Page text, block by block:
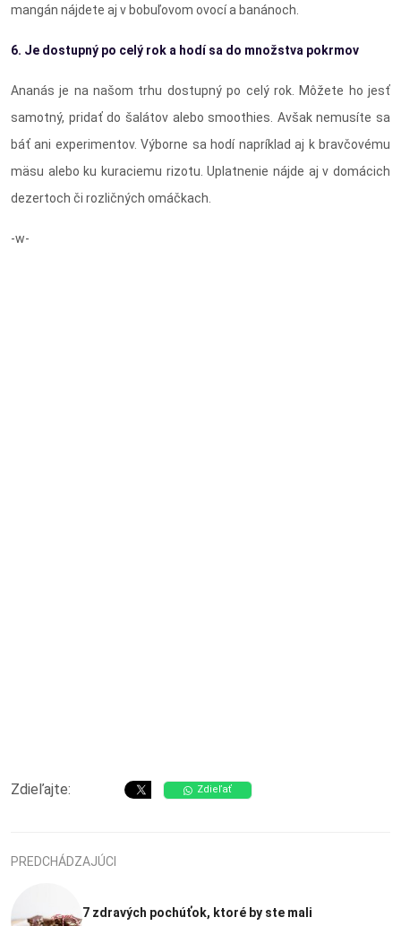
mangán nájdete aj v bobuľovom ovocí a banánoch.
6. Je dostupný po celý rok a hodí sa do množstva pokrmov
Ananás je na našom trhu dostupný po celý rok. Môžete ho jesť
samotný, pridať do šalátov alebo smoothies. Avšak nemusíte sa
báť ani experimentov. Výborne sa hodí napríklad aj k bravčovému
mäsu alebo ku kuraciemu rizotu. Uplatnenie nájde aj v domácich
dezertoch či rozličných omáčkach.
-w-
Zdieľajte: Zdieľať
PREDCHÁDZAJÚCI
7 zdravých pochúťok, ktoré by ste mali